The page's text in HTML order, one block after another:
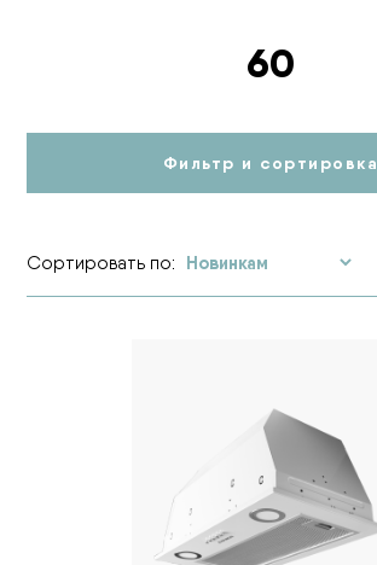
60
Фильтр и сортировка
Сортировать по: